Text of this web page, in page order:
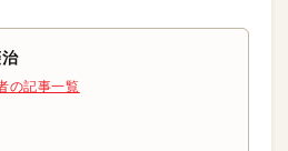
の記事一覧